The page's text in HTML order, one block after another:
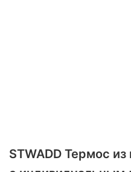
STWADD Термос